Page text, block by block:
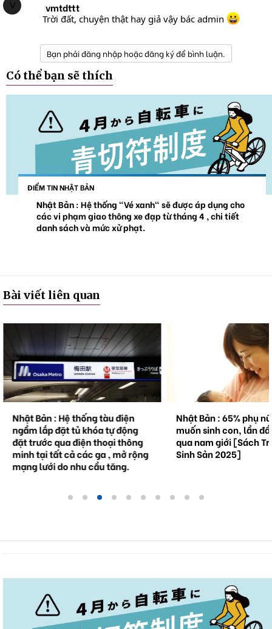
V vmtdttt
Trời đất, chuyện thật hay giả vậy bác admin
Bạn phải đăng nhập hoặc đăng ký để bình luận.
Có thể bạn sẽ thích
ĐIỂM TIN NHẬT BẢN
Nhật Bản : Hệ thống "Vé xanh" sẽ được áp dụng cho
các vi phạm giao thông xe đạp từ tháng 4 , chi tiết
danh sách và mức xử phạt.
Bài viết liên quan
Nhật Bản : Hệ thống tàu điện
ngầm lắp đặt tủ khóa tự động
đặt trước qua điện thoại thông
minh tại tất cả các ga , mở rộng
mạng lưới do nhu cầu tăng.
Nhật Bản : 65% phụ
muốn sinh con, lần
qua nam giới [Sách
Sinh Sản 2025]